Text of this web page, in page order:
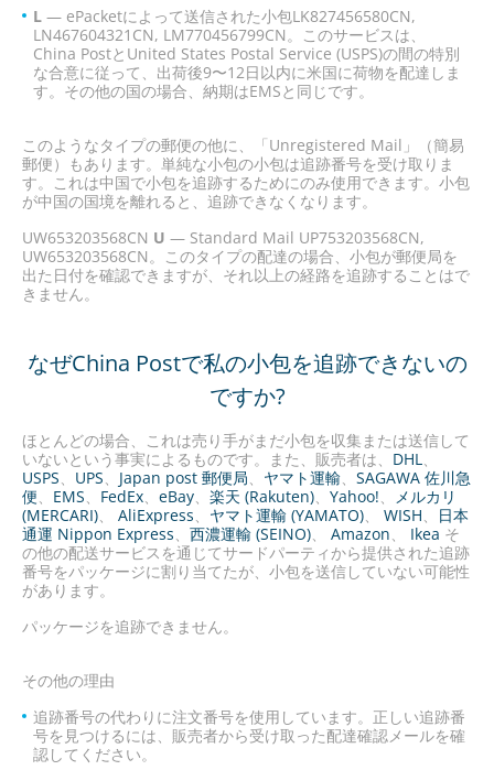
L — ePacketによって送信された小包LK827456580CN,
LN467604321CN, LM770456799CN。このサービスは、
China PostとUnited States Postal Service (USPS)の間の特別
な合意に従って、出荷後9〜12日以内に米国に荷物を配達しま
す。その他の国の場合、納期はEMSと同じです。
このようなタイプの郵便の他に、「Unregistered Mail」（簡易
郵便）もあります。単純な小包の小包は追跡番号を受け取りま
す。これは中国で小包を追跡するためにのみ使用できます。小包
が中国の国境を離れると、追跡できなくなります。
UW653203568CN U — Standard Mail UP753203568CN,
UW653203568CN。このタイプの配達の場合、小包が郵便局を
出た日付を確認できますが、それ以上の経路を追跡することはで
きません。
なぜChina Postで私の小包を追跡できないの
ですか?
ほとんどの場合、これは売り手がまだ小包を収集または送信して
いないという事実によるものです。また、販売者は、 DHL、
USPS、 UPS、 Japan post 郵便局、 ヤマト運輸、 SAGAWA 佐川急
便、 EMS、 FedEx、 eBay、 楽天 (Rakuten)、 Yahoo!、
メルカリ
(MERCARI)、 AliExpress、 ヤマト運輸 (YAMATO)、 WISH、
日本
通運 Nippon Express、 西濃運輸 (SEINO)、 Amazon、 Ikea そ
の他の配送サービスを通じてサードパーティから提供された追跡
番号をパッケージに割り当てたが、小包を送信していない可能性
があります。
パッケージを追跡できません。
その他の理由
追跡番号の代わりに注文番号を使用しています。正しい追跡番
号を見つけるには、販売者から受け取った配達確認メールを確
認してください。